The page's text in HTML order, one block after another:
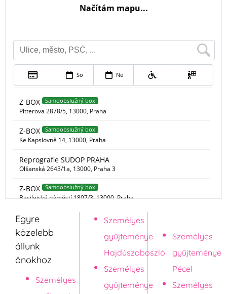
Egyre
közelebb
állunk
önokhoz
Személyes
Személyes
gyűjteménye
Hajdúszoboszló
Személyes
gyűjteménye
Személyes
gyűjteménye
Pécel
Személyes